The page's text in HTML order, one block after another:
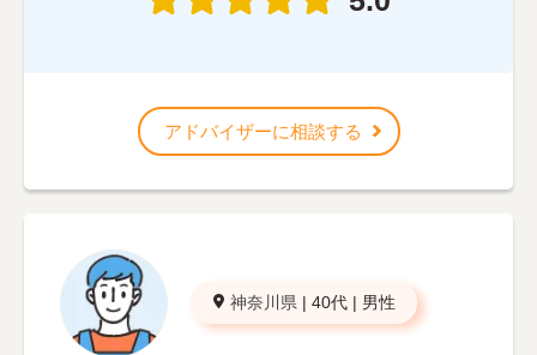
アドバイザーに相談する
神奈川県 | 40代 | 男性